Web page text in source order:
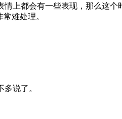
上都会有一些表现，那么这
难处理。
说了。